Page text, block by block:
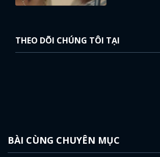
THEO DÕI CHÚNG TÔI TẠI
BÀI CÙNG CHUYÊN MỤC